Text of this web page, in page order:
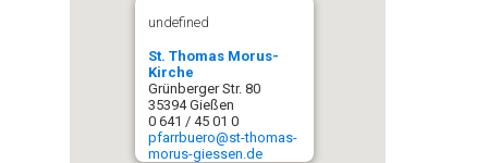
undefined
St. Thomas Morus-
Kirche
Grünberger Str. 80
35394 Gießen
0 641 / 45 01 0
pfarrbuero@st-thomas-
morus-giessen.de